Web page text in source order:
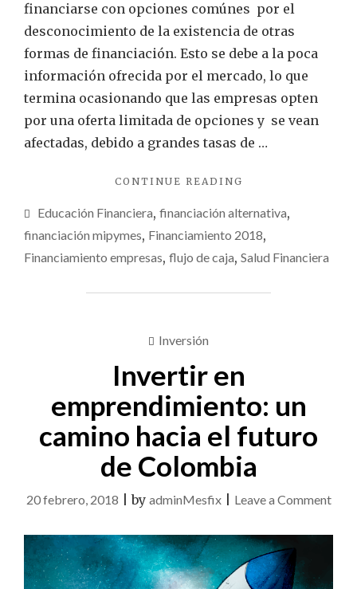
financiarse con opciones comúnes por el
desconocimiento de la existencia de otras
formas de financiación. Esto se debe a la poca
información ofrecida por el mercado, lo que
termina ocasionando que las empresas opten
por una oferta limitada de opciones y se vean
afectadas, debido a grandes tasas de …
CONTINUE READING
MIPYMES
EN
Educación Financiera, financiación alternativa,
financiación mipymes, Financiamiento 2018,
Financiamiento empresas, flujo de caja, Salud Financiera
Inversión
Invertir en
emprendimiento: un
camino hacia el futuro
de Colombia
20 febrero, 2018 |by adminMesfix| Leave a Commenton